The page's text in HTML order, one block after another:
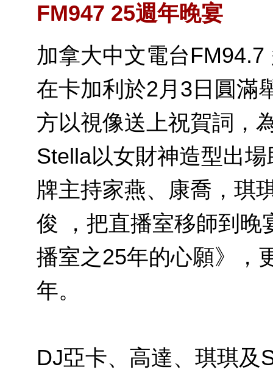
FM947 25週年晚宴
加拿大中文電台
在卡加利於2月3日圓滿
方以視像送上祝賀詞，
Stella以女財神造型出
牌主持家燕、康喬，琪
俊 ，把直播室移師到晚
播室之25年的心願》，
年。
DJ亞卡、高達、琪琪及